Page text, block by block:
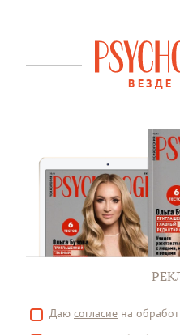
ВЕЗДЕ
Даю согласие на